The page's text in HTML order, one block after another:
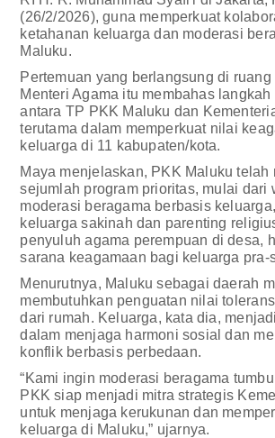
(26/2/2026), guna memperkuat
ketahanan keluarga dan moderasi
Maluku.
Pertemuan yang berlangsung di ruang
Menteri Agama itu membahas
antara TP PKK Maluku dan
terutama dalam memperkuat nilai
keluarga di 11 kabupaten/kota.
Maya menjelaskan, PKK Maluku telah
sejumlah program prioritas, mulai dari
moderasi beragama berbasis
keluarga sakinah dan parenting
penyuluh agama perempuan di desa,
sarana keagamaan bagi keluarga pra-
Menurutnya, Maluku sebagai daerah
membutuhkan penguatan nilai
dari rumah. Keluarga, kata dia,
dalam menjaga harmoni sosial dan
konflik berbasis perbedaan.
“Kami ingin moderasi beragama
PKK siap menjadi mitra strategis
untuk menjaga kerukunan dan
keluarga di Maluku,” ujarnya.